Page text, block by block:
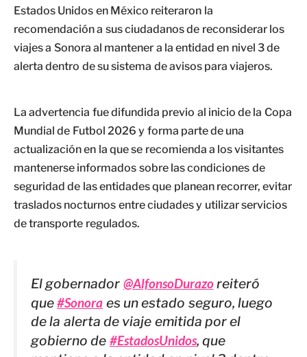
Estados Unidos en México reiteraron la
recomendación a sus ciudadanos de reconsiderar los
viajes a Sonora al mantener a la entidad en nivel 3 de
alerta dentro de su sistema de avisos para viajeros.
La advertencia fue difundida previo al inicio de la Copa
Mundial de Futbol 2026 y forma parte de una
actualización en la que se recomienda a los visitantes
mantenerse informados sobre las condiciones de
seguridad de las entidades que planean recorrer, evitar
traslados nocturnos entre ciudades y utilizar servicios
de transporte regulados.
El gobernador @AlfonsoDurazoreiteró
que#Sonora es un estado seguro, luego
de la alerta de viaje emitida por el
gobierno de #EstadosUnidos, que